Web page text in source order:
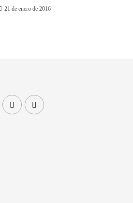
21 de enero de 2016